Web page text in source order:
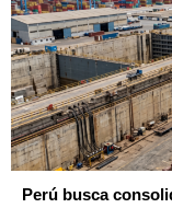
Perú busca